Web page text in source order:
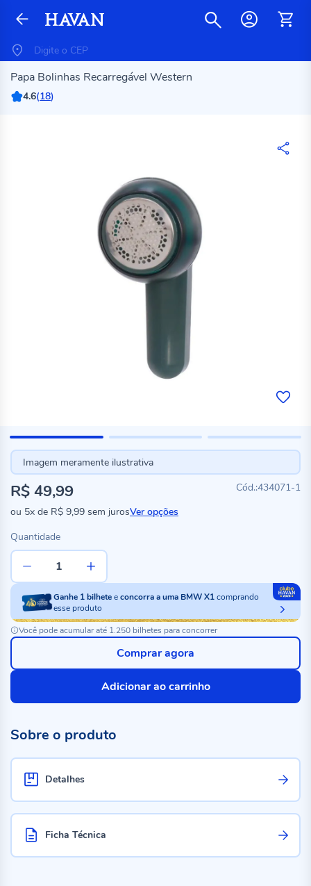
Papa Bolinhas Recarregável Western
4.6(18)
Imagem meramente ilustrativa
434071-1
R$ 49,99
ou 5x de R$ 9,99 sem jurosVer opções
Quantidade
Ganhe 1bilheteeconcorra a uma BMW X1comprando
esse produto
Você pode acumular até 1.250 bilhetes para concorrer
Adicionar ao carrinho
Comprar agora
Sobre o produto
Detalhes
Ficha Técnica